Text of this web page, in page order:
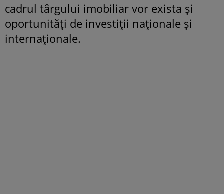
cadrul târgului imobiliar vor exista și
oportunități de investiții naționale și
internaționale.